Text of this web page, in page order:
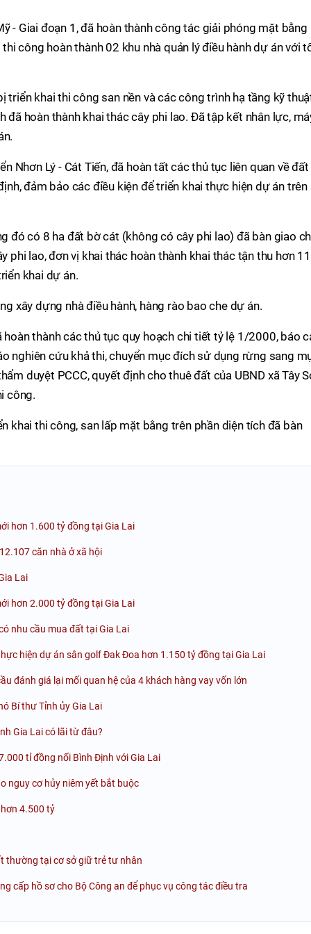
- Giai đoạn 1, đã hoàn thành công tác giải phóng mặt bằng
công hoàn thành 02 khu nhà quản lý điều hành dự án với
triển khai thi công san nền và các công trình hạ tầng kỹ
đã hoàn thành khai thác cây phi lao. Đã tập kết nhân lực,
Nhơn Lý - Cát Tiến, đã hoàn tất các thủ tục liên quan về đất
đảm bảo các điều kiện để triển khai thực hiện dự án trên
đó có 8 ha đất bờ cát (không có cây phi lao) đã bàn giao
phi lao, đơn vị khai thác hoàn thành khai thác tận thu hơn
khai dự án.
xây dựng nhà điều hành, hàng rào bao che dự án.
thành các thủ tục quy hoạch chi tiết tỷ lệ 1/2000, báo
nghiên cứu khả thi, chuyển mục đích sử dụng rừng sang
duyệt PCCC, quyết định cho thuê đất của UBND xã Tây
công.
khai thi công, san lấp mặt bằng trên phần diện tích đã bàn
hơn 1.600 tỷ đồng tại Gia Lai
căn nhà ở xã hội
Lai
hơn 2.000 tỷ đồng tại Gia Lai
nhu cầu mua đất tại Gia Lai
hiện dự án sân golf Đak Đoa hơn 1.150 tỷ đồng tại Gia Lai
đánh giá lại mối quan hệ của 4 khách hàng vay vốn lớn
Bí thư Tỉnh ủy Gia Lai
Gia Lai có lãi từ đâu?
tỉ đồng nối Bình Định với Gia Lai
nguy cơ hủy niêm yết bắt buộc
4.500 tỷ
thường tại cơ sở giữ trẻ tư nhân
cấp hồ sơ cho Bộ Công an để phục vụ công tác điều tra